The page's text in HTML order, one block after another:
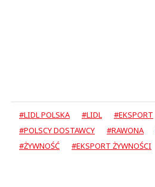
#LIDL POLSKA #LIDL
#EKSPORT
#POLSCY DOSTAWCY
#RAWONA
#ŻYWNOŚĆ
#EKSPORT ŻYWNOŚCI